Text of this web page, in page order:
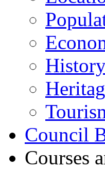
Council
Courses